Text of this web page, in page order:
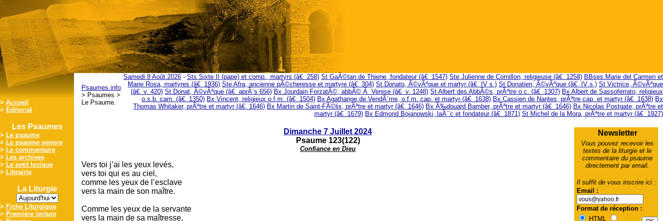
> Accueil
> Editorial
Les Psaumes
> Le psaume
> Le psaume sonore
> Le commentaire
> Les archives
> Le petit lexique
> Librairie
La Liturgie
> Fiche Liturgique
> Première lecture
Psaumes.info
> Psaumes >
Le Psaume.
Samedi 8 Août 2026 - Sts Sixte II (pape) et comp., martyrs (â€ 258) St GaÃ©tan de Thiene, fondateur (â€ 1547) Ste Julienne de Cornillon, religieuse (â€ 1258) BBses Marie del Carmen et
Marie Rosa, martyres (â€ 1936) Ste Afra, ancienne pÃ©cheresse et martyre (â€ 304) St Donato, Ã©vÃªque et martyr (â€ IV s.) St Donatien, Ã©vÃªque (â€ IV s.) St Victrice, Ã©vÃªque
(â€ v. 420) St Donat, Ã©vÃªque (â€ aprÃ¨s 656) Bx Jourdain ForzatÃ©, abbÃ© Ã Venise (â€ v. 1248) St Albert des AbbÃ©s, prÃªtre o.c. (â€ 1307) Bx Albert de Sassoferrato, religieux
o.s.b. cam. (â€ 1350) Bx Vincent, religieux o.f.m. (â€ 1504) Bx Agathange de VendÃ´me, o.f.m. cap. et martyr (â€ 1638) Bx Cassien de Nantes, prÃªtre cap. et martyr (â€ 1638) Bx
Thomas Whitaker, prÃªtre et martyr (â€ 1646) Bx Martin de Saint-FÃ©lix, prÃªtre et martyr (â€ 1646) Bx Ã‰douard Bamber, prÃªtre et martyr (â€ 1646) Bx Nicolas Postgate, prÃªtre et
martyr (â€ 1679) Bx Edmond Bojanowski, laÃ¯c et fondateur (â€ 1871) St Michel de la Mora, prÃªtre et martyr (â€ 1927)
Newsletter
Vous pouvez recevoir les
textes de la liturgie et le
commentaire du psaume
directement par email.
Il suffit de vous inscrire ici :
Email :
Format de réception :
HTML
Dimanche 7 Juillet 2024
Psaume 123(122)
Confiance en Dieu
Vers toi j’ai les yeux levés,
vers toi qui es au ciel,
comme les yeux de l’esclave
vers la main de son maître.
Comme les yeux de la servante
vers la main de sa maîtresse,